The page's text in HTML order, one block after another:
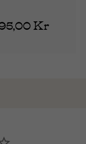
A
Kr